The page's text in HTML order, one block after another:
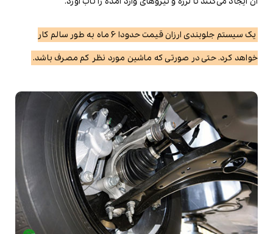
یک سیستم جلوبندی ارزان قیمت حدودا 6 ماه به طور سالم کار
خواهد کرد. حتی در صورتی که ماشین مورد نظر کم مصرف باشد.